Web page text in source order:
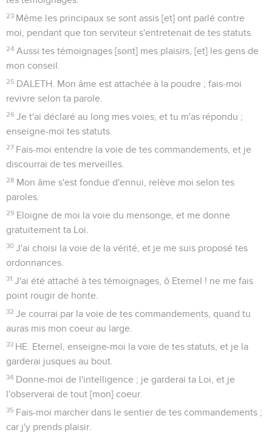
23 Même les principaux se sont assis [et] ont parlé contre
moi, pendant que ton serviteur s'entretenait de tes statuts.
24 Aussi tes témoignages [sont] mes plaisirs, [et] les gens de
mon conseil.
25 DALETH. Mon âme est attachée à la poudre ; fais-moi
revivre selon ta parole.
26 Je t'ai déclaré au long mes voies, et tu m'as répondu ;
enseigne-moi tes statuts.
27 Fais-moi entendre la voie de tes commandements, et je
discourrai de tes merveilles.
28 Mon âme s'est fondue d'ennui, relève moi selon tes
paroles.
29 Eloigne de moi la voie du mensonge, et me donne
gratuitement ta Loi.
30 J'ai choisi la voie de la vérité, et je me suis proposé tes
ordonnances.
31 J'ai été attaché à tes témoignages, ô Eternel ! ne me fais
point rougir de honte.
32 Je courrai par la voie de tes commandements, quand tu
auras mis mon coeur au large.
33 HE. Eternel, enseigne-moi la voie de tes statuts, et je la
garderai jusques au bout.
34 Donne-moi de l'intelligence ; je garderai ta Loi, et je
l'observerai de tout [mon] coeur.
35 Fais-moi marcher dans le sentier de tes commandements ;
car j'y prends plaisir.